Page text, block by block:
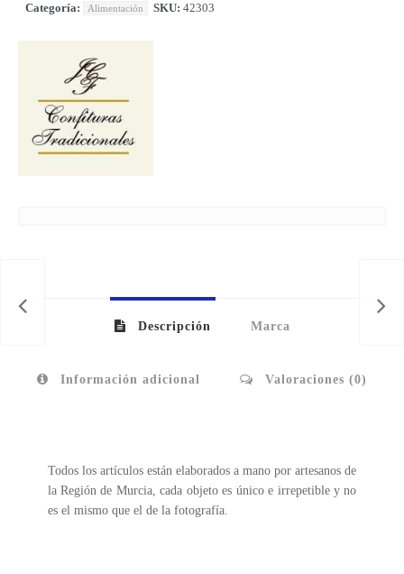
Categoría: Alimentación SKU: 42303
Descripción Marca
Información adicional Valoraciones (0)
Todos los artículos están elaborados a mano por artesanos de
la Región de Murcia, cada objeto es único e irrepetible y no
es el mismo que el de la fotografía.